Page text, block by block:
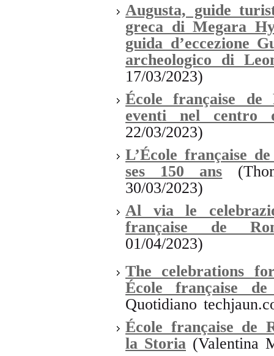
Augusta, guide
greca di Megara
guida d’eccezione
archeologico di
17/03/2023)
École française
eventi nel centro
22/03/2023)
L’École française
ses 150 ans
30/03/2023)
Al via le
française de
01/04/2023)
The celebrations
École française
Quotidiano
École française de
la Storia (Valentina